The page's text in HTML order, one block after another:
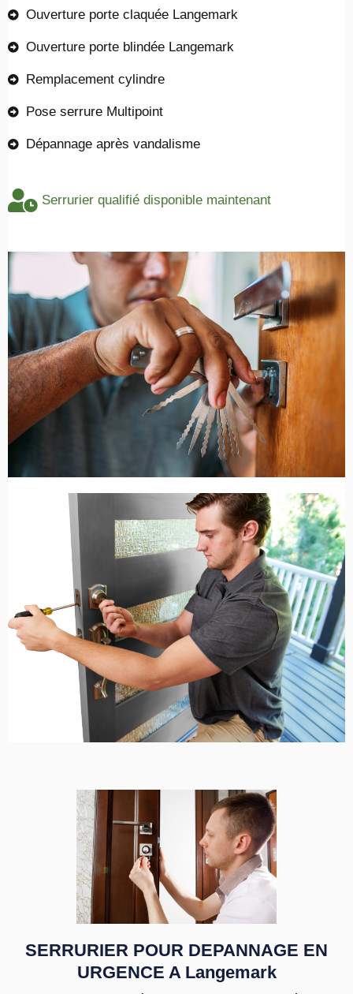
Ouverture porte claquée Langemark
Ouverture porte blindée Langemark
Remplacement cylindre
Pose serrure Multipoint
Dépannage après vandalisme
Serrurier qualifié disponible maintenant
SERRURIER POUR DEPANNAGE EN
URGENCE A Langemark